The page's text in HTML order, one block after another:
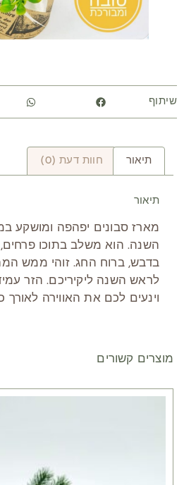
שיתוף
תיאור חוות דעת (0)
תיאור
מארז סבונים יפהפה ומושקע
השנה. הוא משלב בתוכו פרחים,
בדבש, ברוח החג. זוהי ממש
לראש השנה ליקיריכם. הזר
וינעים לכם את האווירה לאורך
מוצרים קשורים